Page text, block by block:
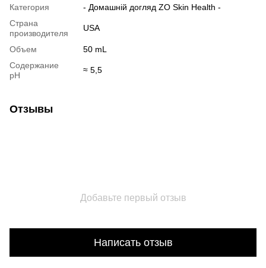
Категория
- Домашній догляд ZO Skin Health -
Страна
производителя
USA
Объем
50 mL
Содержание
pH
≈ 5,5
Отзывы
Добавьте первый отзыв
Написать отзыв